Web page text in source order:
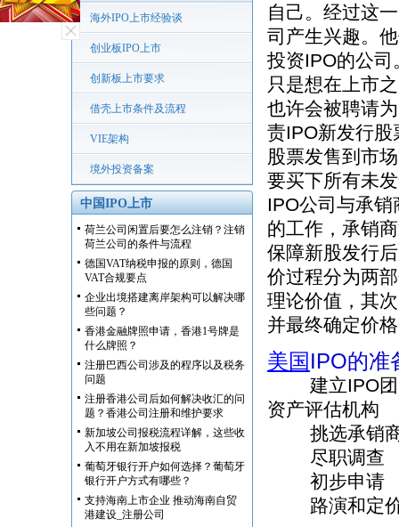
海外IPO上市经验谈
创业板IPO上市
创新板上市要求
借壳上市条件及流程
VIE架构
境外投资备案
中国IPO上市
荷兰公司闲置后要怎么注销？注销
荷兰公司的条件与流程
德国VAT纳税申报的原则，德国
VAT合规要点
企业出境搭建离岸架构可以解决哪
些问题？
香港金融牌照申请，香港1号牌是
什么牌照？
注册巴西公司涉及的程序以及税务
问题
注册香港公司后如何解决收汇的问
题？香港公司注册和维护要求
新加坡公司报税流程详解，这些收
入不用在新加坡报税
葡萄牙银行开户如何选择？葡萄牙
银行开户方式有哪些？
支持海南上市企业 推动海南自贸
港建设_注册公司
自己。经过这
司产生兴趣。
投资IPO的公
只是想在上市
也许会被聘请
责IPO新发行
股票发售到市
要买下所有未
IPO公司与承
的工作，承销
保障新股发行
价过程分为两
理论价值，其
并最终确定价
美国 IPO的准
建立IPO团队
资产评估机构
挑选承销
尽职调查
初步申请
路演和定